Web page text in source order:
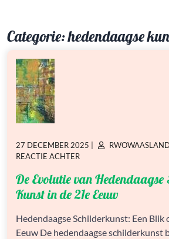
Categorie:hedendaagse
GEPLAATST
OP
27 DECEMBER 2025
GEPLAATST
REACTIE ACHTEROP
EVOLUTIE
VAN
HEDENDAAGSE
KUNST
IN
De Evolutie van
Kunst in de 21e Eeuw
Hedendaagse Schilderkunst: Een Blik
Eeuw De hedendaagse schilderkunst